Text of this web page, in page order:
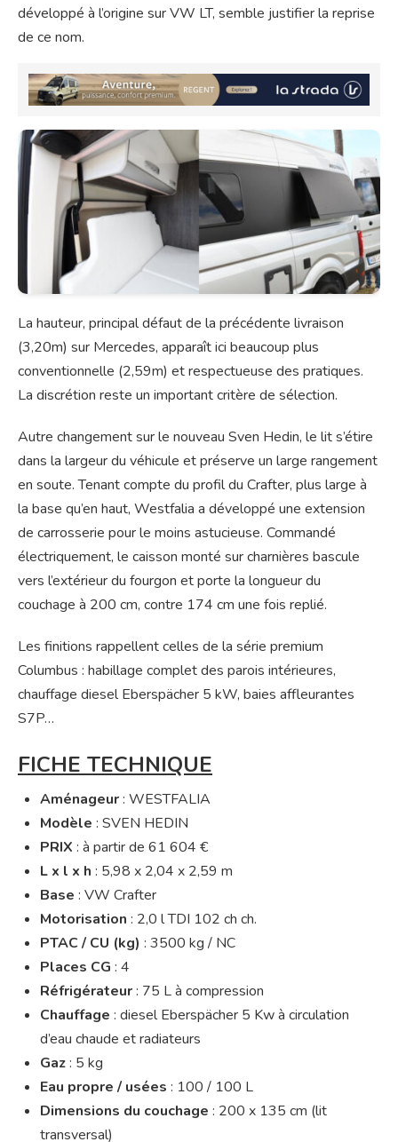
développé à l’origine sur VW LT, semble justifier la reprise
de ce nom.
La hauteur, principal défaut de la précédente livraison
(3,20m) sur Mercedes, apparaît ici beaucoup plus
conventionnelle (2,59m) et respectueuse des pratiques.
La discrétion reste un important critère de sélection.
Autre changement sur le nouveau Sven Hedin, le lit s’étire
dans la largeur du véhicule et préserve un large rangement
en soute. Tenant compte du profil du Crafter, plus large à
la base qu’en haut, Westfalia a développé une extension
de carrosserie pour le moins astucieuse. Commandé
électriquement, le caisson monté sur charnières bascule
vers l’extérieur du fourgon et porte la longueur du
couchage à 200 cm, contre 174 cm une fois replié.
Les finitions rappellent celles de la série premium
Columbus : habillage complet des parois intérieures,
chauffage diesel Eberspächer 5 kW, baies affleurantes
S7P…
FICHE TECHNIQUE
Aménageur: WESTFALIA
Modèle : SVEN HEDIN
PRIX : à partir de 61 604 €
L x l x h : 5,98 x 2,04 x 2,59 m
Base : VW Crafter
Motorisation : 2,0 l TDI 102 ch ch.
PTAC / CU (kg) : 3500 kg / NC
Places CG : 4
Réfrigérateur: 75 L à compression
Chauffage : diesel Eberspächer 5 Kw à circulation
d’eau chaude et radiateurs
Gaz: 5 kg
Eau propre / usées : 100 / 100 L
Dimensions du couchage : 200 x 135 cm (lit
transversal)